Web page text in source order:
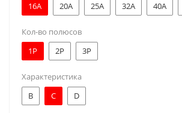
16A
20A 25A 32A 40A
Кол-во полюсов
1Р
2Р 3Р
Характеристика
B
C D